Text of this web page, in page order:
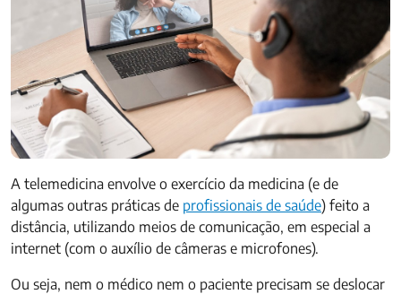
A telemedicina envolve o exercício da medicina (e de
algumas outras práticas de profissionais de saúde) feito a
distância, utilizando meios de comunicação, em especial a
internet (com o auxílio de câmeras e microfones).
Ou seja, nem o médico nem o paciente precisam se deslocar